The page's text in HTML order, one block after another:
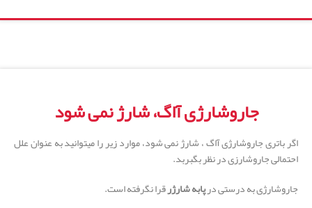
جاروشارژی آاگ، شارژ نمی شود
اگر باتری جاروشارژی آاگ ، شارژ نمی شود، موارد زیر را میتوانید به عنوان علل
احتمالی جاروشارزی در نظر بگبربد.
جاروشارژی به درستی درپابه شارژرقرا نگرفته است.